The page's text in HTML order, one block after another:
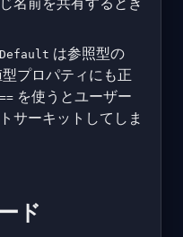
は参照型の
プロパティにも正
== を使うとユーザー
サーキットしてしま
ド